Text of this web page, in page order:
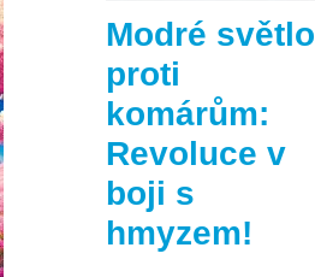
Modré světlo
proti
komárům:
Revoluce v
boji s
hmyzem!